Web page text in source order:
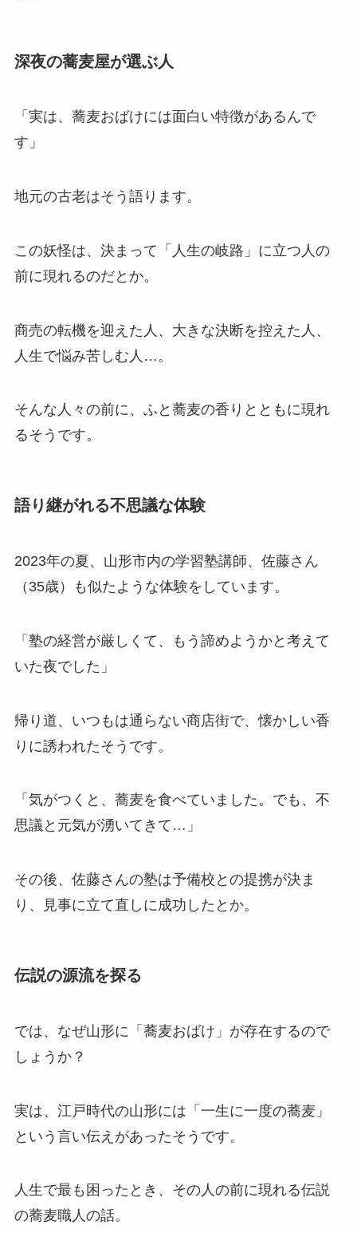
深夜の蕎麦屋が選ぶ人
「実は、蕎麦おばけには面白い特徴があるんで
す」
地元の古老はそう語ります。
この妖怪は、決まって「人生の岐路」に立つ人の
前に現れるのだとか。
商売の転機を迎えた人、大きな決断を控えた人、
人生で悩み苦しむ人…。
そんな人々の前に、ふと蕎麦の香りとともに現れ
るそうです。
語り継がれる不思議な体験
2023年の夏、山形市内の学習塾講師、佐藤さん
（35歳）も似たような体験をしています。
「塾の経営が厳しくて、もう諦めようかと考えて
いた夜でした」
帰り道、いつもは通らない商店街で、懐かしい香
りに誘われたそうです。
「気がつくと、蕎麦を食べていました。でも、不
思議と元気が湧いてきて…」
その後、佐藤さんの塾は予備校との提携が決ま
り、見事に立て直しに成功したとか。
伝説の源流を探る
では、なぜ山形に「蕎麦おばけ」が存在するので
しょうか？
実は、江戸時代の山形には「一生に一度の蕎麦」
という言い伝えがあったそうです。
人生で最も困ったとき、その人の前に現れる伝説
の蕎麦職人の話。